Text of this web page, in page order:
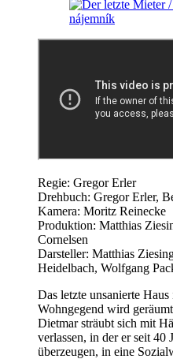
Regie: Gregor Erler
Drehbuch: Gregor Erler,
Kamera: Moritz Reinecke
Produktion: Matthias
Cornelsen
Darsteller: Matthias
Heidelbach, Wolfgang
Das letzte unsanierte
Wohngegend wird
Dietmar sträubt sich mit
verlassen, in der er seit
überzeugen, in eine